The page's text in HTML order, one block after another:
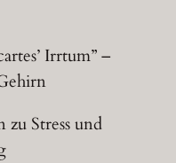
Irrtum” –
Stress und